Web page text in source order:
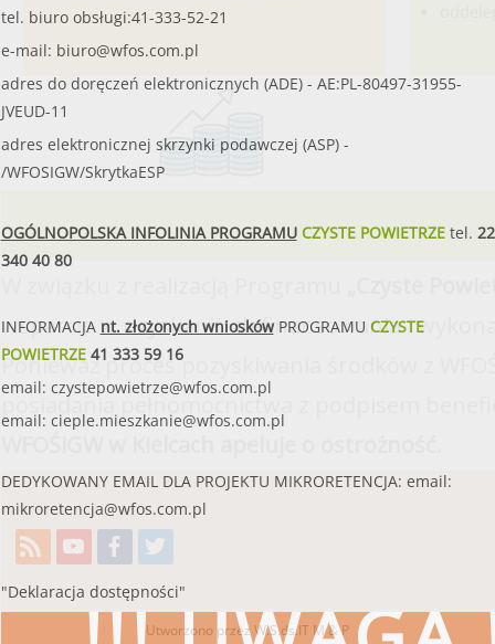
wsparcie w uzyskaniu dofinansowania i
Ponieważ proces pozyskiwania środków z
posiadania pełnomocnictwa z podpisem
tel. biuro obsługi:41-333-52-21
e-mail: biuro@wfos.com.pl
adres do doręczeń elektronicznych (ADE) - AE:PL-80497-31955-
JVEUD-11
adres elektronicznej skrzynki podawczej (ASP) -
/WFOSIGW/SkrytkaESP
OGÓLNOPOLSKA INFOLINIA PROGRAMUCZYSTE POWIETRZEtel. 22
340 40 80
INFORMACJA nt. złożonych wnioskówPROGRAMU CZYSTE
POWIETRZE41 333 59 16
email: czystepowietrze@wfos.com.pl
email: cieple.mieszkanie@wfos.com.pl
DEDYKOWANY EMAIL DLA PROJEKTU MIKRORETENCJA: email:
mikroretencja@wfos.com.pl
"Deklaracja dostępności"
Utworzono przez W.S.ds.IT M & P